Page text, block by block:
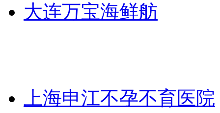
大连万宝海鲜舫
上海申江不孕不育医院